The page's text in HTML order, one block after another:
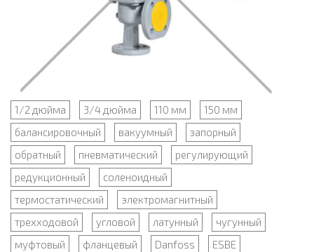
1/2 дюйма 3/4 дюйма 110 мм
150 мм
балансировочный
вакуумный
запорный
обратный
пневматический
регулирующий
редукционный
соленоидный
термостатический
электромагнитный
трехходовой
угловой латунный
чугунный
муфтовый
фланцевый Danfoss
ESBE